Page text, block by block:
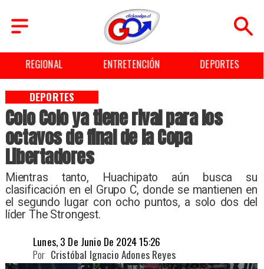
REGIONAL ENTRETENCIÓN DEPORTES
Colo Colo ya tiene rival para los
octavos de final de la Copa
Libertadores
​Mientras tanto, Huachipato aún busca su
clasificación en el Grupo C, donde se mantienen en
el segundo lugar con ocho puntos, a solo dos del
líder The Strongest.
DEPORTES
Lunes, 3 De Junio De 2024 15:26
Cristóbal Ignacio Adones Reyes
Por